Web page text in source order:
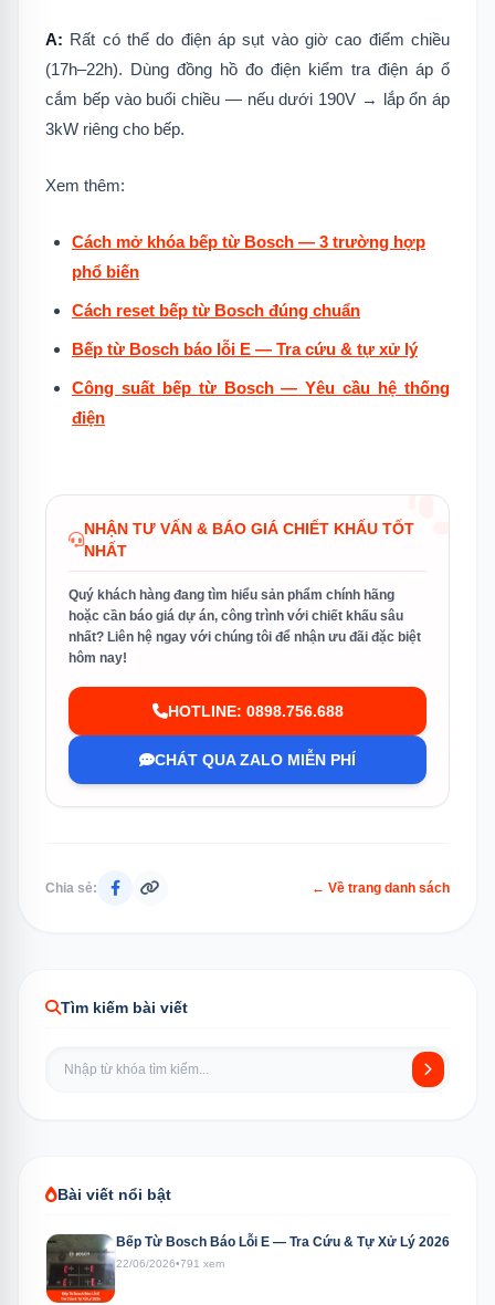
A: Rất có thể do điện áp sụt vào giờ cao điểm chiều
(17h–22h). Dùng đồng hồ đo điện kiểm tra điện áp ổ
cắm bếp vào buổi chiều — nếu dưới 190V → lắp ổn áp
3kW riêng cho bếp.
Xem thêm:
Cách mở khóa bếp từ Bosch — 3 trường hợp
phổ biến
Cách reset bếp từ Bosch đúng chuẩn
Bếp từ Bosch báo lỗi E — Tra cứu & tự xử lý
Công suất bếp từ Bosch — Yêu cầu hệ thống
điện
NHẬN TƯ VẤN & BÁO GIÁ CHIẾT KHẤU TỐT
NHẤT
Quý khách hàng đang tìm hiểu sản phẩm chính hãng
hoặc cần báo giá dự án, công trình với chiết khấu sâu
nhất? Liên hệ ngay với chúng tôi để nhận ưu đãi đặc biệt
hôm nay!
HOTLINE: 0898.756.688
CHÁT QUA ZALO MIỄN PHÍ
Chia sẻ: ← Về trang danh sách
Tìm kiếm bài viết
Bài viết nổi bật
Bếp Từ Bosch Báo Lỗi E — Tra Cứu & Tự Xử Lý 2026
22/06/2026•791 xem